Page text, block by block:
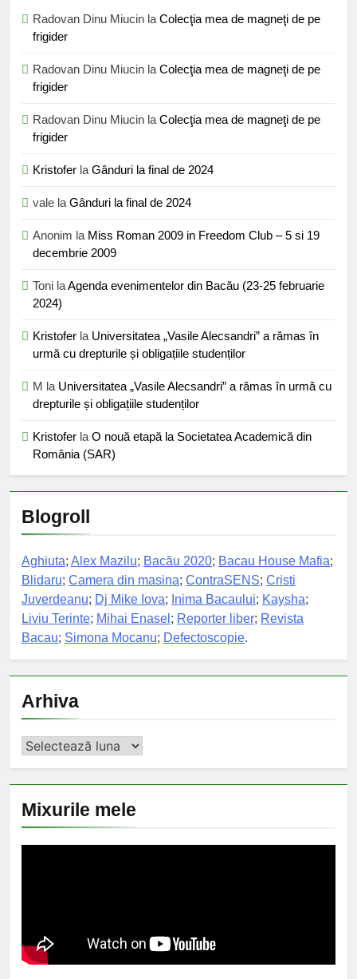
Radovan Dinu Miucin la Colecţia mea de magneţi de pe
frigider
Radovan Dinu Miucin la Colecţia mea de magneţi de pe
frigider
Radovan Dinu Miucin la Colecţia mea de magneţi de pe
frigider
Kristofer la Gânduri la final de 2024
vale la Gânduri la final de 2024
Anonim la Miss Roman 2009 in Freedom Club – 5 si 19
decembrie 2009
Toni laAgenda evenimentelor din Bacău (23-25 februarie
2024)
Kristofer la Universitatea „Vasile Alecsandri” a rămas în
urmă cu drepturile și obligațiile studenților
M la Universitatea „Vasile Alecsandri” a rămas în urmă cu
drepturile și obligațiile studenților
Kristofer la O nouă etapă la Societatea Academică din
România (SAR)
Blogroll
Aghiuta; Alex Mazilu; Bacău 2020; Bacau House Mafia;
Blidaru; Camera din masina; ContraSENS; Cristi
Juverdeanu; Dj Mike Iova; Inima Bacaului; Kaysha;
Liviu Terinte; Mihai Enasel ; Reporter liber; Revista
Bacau; Simona Mocanu; Defectoscopie.
Arhiva
Arhiva
Mixurile mele